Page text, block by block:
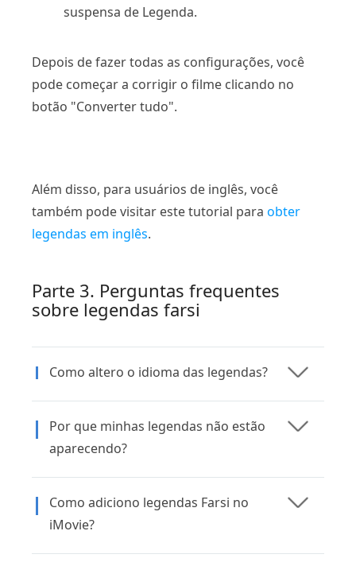
suspensa de Legenda.
Depois de fazer todas as configurações, você
pode começar a corrigir o filme clicando no
botão "Converter tudo".
Além disso, para usuários de inglês, você
também pode visitar este tutorial para obter
legendas em inglês.
Parte 3. Perguntas frequentes
sobre legendas farsi
Como altero o idioma das legendas?
Por que minhas legendas não estão
aparecendo?
Como adiciono legendas Farsi no
iMovie?